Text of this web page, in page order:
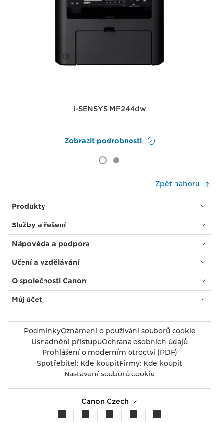
i-SENSYS MF244dw
Zobrazit podrobnosti
Zpět nahoru
Produkty
Služby a řešení
Nápověda a podpora
Učení a vzdělávání
O společnosti Canon
Můj účet
PodmínkyOznámení o používání souborů cookie
Usnadnění přístupuOchrana osobních údajů
Prohlášení o moderním otroctví (PDF)
Spotřebitel: Kde koupitFirmy: Kde koupit
Nastavení souborů cookie
Canon Czech